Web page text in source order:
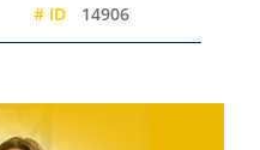
# ID 14906